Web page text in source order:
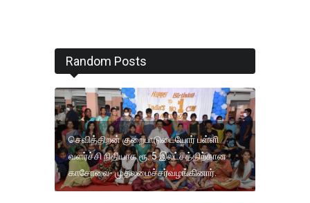
Random Posts
செவித்திறன் குறைபாடுடையோர் பள்ளி
வளர்ச்சி நிதியாக ரூ. 5 இலட்சத்திற்கான
காசோலை- முதலமைச்சர்வழங்கினார்.